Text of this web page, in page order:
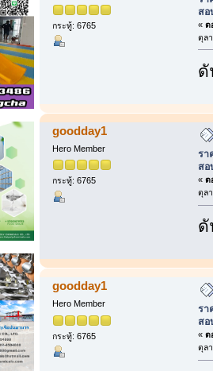
กระทู้: 6765
สอ
« ต
ตุล
ดั
goodday1
Hero Member
กระทู้: 6765
รา
สอ
« ต
ตุล
ดั
goodday1
Hero Member
กระทู้: 6765
รา
สอ
« ต
ตุล